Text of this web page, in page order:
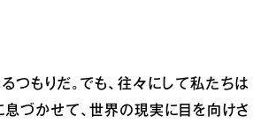
つもりだ。でも、往々にして私たちは
づかせて、世界の現実に目を向けさ